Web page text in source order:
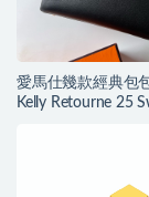
愛馬仕幾款經典包
Kelly Retourne 25